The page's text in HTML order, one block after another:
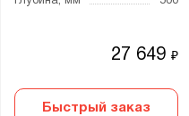
27 649₽
Быстрый заказ